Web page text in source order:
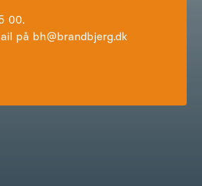
00.
på bh@brandbjerg.dk